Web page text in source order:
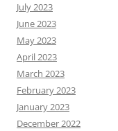
July 2023
June 2023
May 2023
April 2023
March 2023
February 2023
January 2023
December 2022